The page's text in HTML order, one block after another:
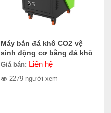
Máy bắn đá khô CO2 vệ
sinh động cơ bằng đá khô
CERES CE-709.2000
Giá bán: Liên hệ
2279 người xem